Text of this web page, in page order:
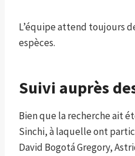
L’équipe attend toujours
espèces.
Suivi auprès
Bien que la recherche ait
Sinchi, à laquelle ont
David Bogotá Gregory,